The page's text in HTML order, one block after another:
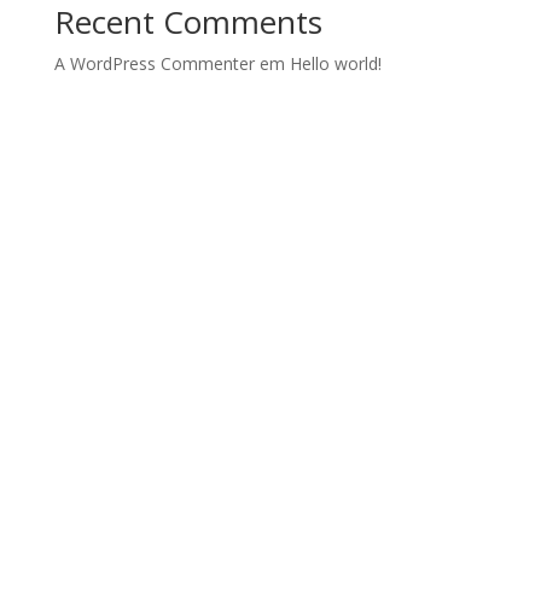
Recent Comments
A WordPress Commenterem Hello world!